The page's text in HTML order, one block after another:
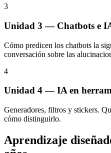
3
Unidad 3 — Chatbots e
Cómo predicen los chatbots la
conversación sobre las
4
Unidad 4 — IA en
Generadores, filtros y stickers.
cómo distinguirlo.
Aprendizaje